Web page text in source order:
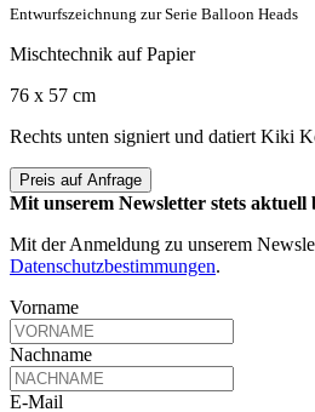
Entwurfszeichnung zur Serie Balloon Heads
Mischtechnik auf Papier
76 x 57 cm
Rechts unten signiert und datiert Kiki
Preis auf Anfrage
Mit unserem Newsletter stets aktuell
Mit der Anmeldung zu unserem
Datenschutzbestimmungen.
Vorname
Nachname
E-Mail